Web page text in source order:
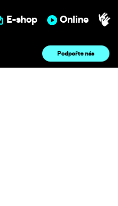
E-shop Online
Podpořte nás